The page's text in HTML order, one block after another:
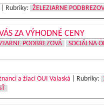
Rubriky: ŽELEZIARNE
ZA VÝHODNÉ CENY
PODBREZOVÁ SOCIÁLNA
a žiaci OUI Valaská Rubriky: